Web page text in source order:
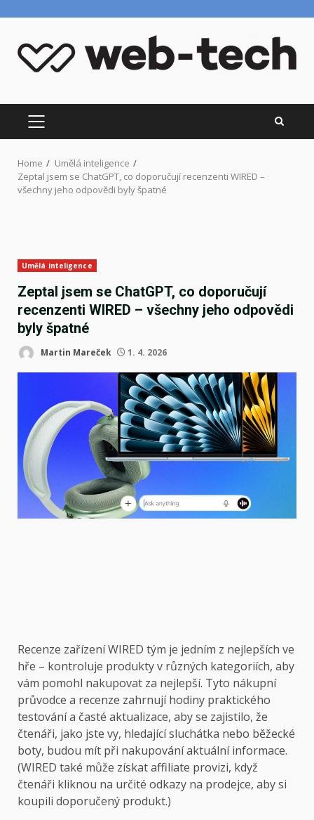
content
PRIMARY
MENU
Home
Umělá inteligence
Zeptal jsem se ChatGPT, co doporučují recenzenti WIRED –
všechny jeho odpovědi byly špatné
Umělá inteligence
Zeptal jsem se ChatGPT, co doporučují
recenzenti WIRED – všechny jeho odpovědi
byly špatné
Martin Mareček 1. 4. 2026
Recenze zařízení WIRED tým je jedním z nejlepších ve
hře – kontroluje produkty v různých kategoriích, aby
vám pomohl nakupovat za nejlepší. Tyto nákupní
průvodce a recenze zahrnují hodiny praktického
testování a časté aktualizace, aby se zajistilo, že
čtenáři, jako jste vy, hledající sluchátka nebo běžecké
boty, budou mít při nakupování aktuální informace.
(WIRED také může získat affiliate provizi, když
čtenáři kliknou na určité odkazy na prodejce, aby si
koupili doporučený produkt.)